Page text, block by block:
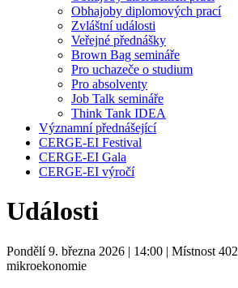
Obhajoby diplomových prací
Zvláštní události
Veřejné přednášky
Brown Bag semináře
Pro uchazeče o studium
Pro absolventy
Job Talk semináře
Think Tank IDEA
Významní přednášející
CERGE-EI Festival
CERGE-EI Gala
CERGE-EI výročí
Události
Pondělí 9. března 2026 | 14:00 | Místnost 402
mikroekonomie